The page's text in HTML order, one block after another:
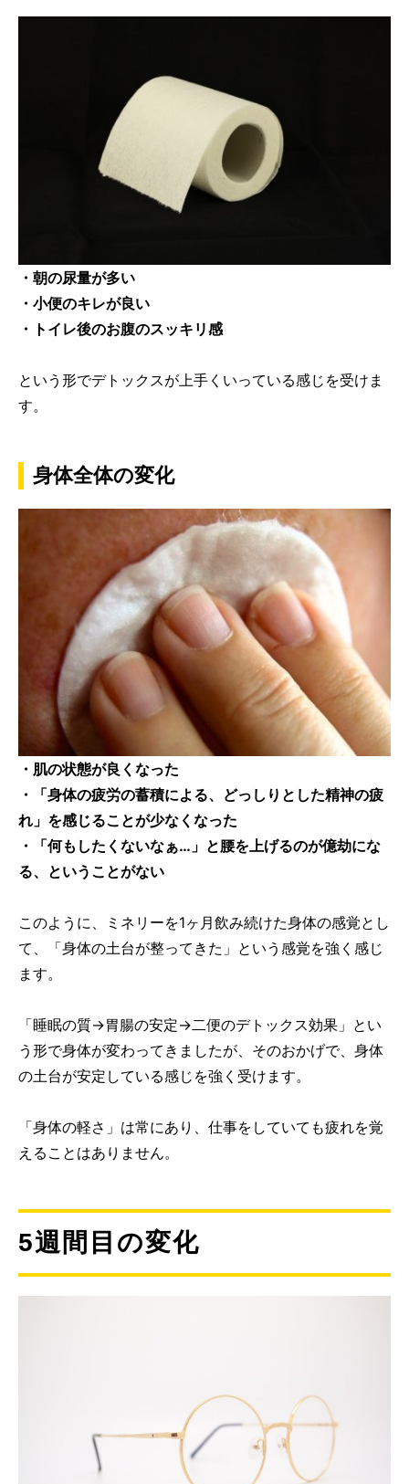
・朝の尿量が多い
・小便のキレが良い
・トイレ後のお腹のスッキリ感
という形でデトックスが上手くいっている感じを受けま
す。
身体全体の変化
・肌の状態が良くなった
・「身体の疲労の蓄積による、どっしりとした精神の疲
れ」を感じることが少なくなった
・「何もしたくないなぁ…」と腰を上げるのが億劫にな
る、ということがない
このように、ミネリーを1ヶ月飲み続けた身体の感覚とし
て、「身体の土台が整ってきた」という感覚を強く感じ
ます。
「睡眠の質→胃腸の安定→二便のデトックス効果」とい
う形で身体が変わってきましたが、そのおかげで、身体
の土台が安定している感じを強く受けます。
「身体の軽さ」は常にあり、仕事をしていても疲れを覚
えることはありません。
5週間目の変化